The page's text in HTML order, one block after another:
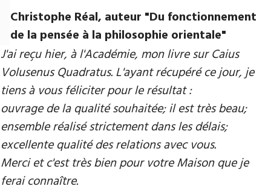
Christophe Réal, auteur ​"Du fonctionnement
de la pensée à la philosophie orientale"
J'ai reçu hier, à l'Académie, mon livre sur Caius
Volusenus Quadratus. L'ayant récupéré ce jour, je
tiens à vous féliciter pour le résultat :
ouvrage de la qualité souhaitée; il est très beau;
ensemble réalisé strictement dans les délais;
excellente qualité des relations avec vous.
Merci et c'est très bien pour votre Maison que je
ferai connaître.